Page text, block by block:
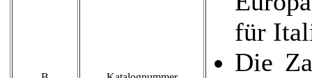
für
Die